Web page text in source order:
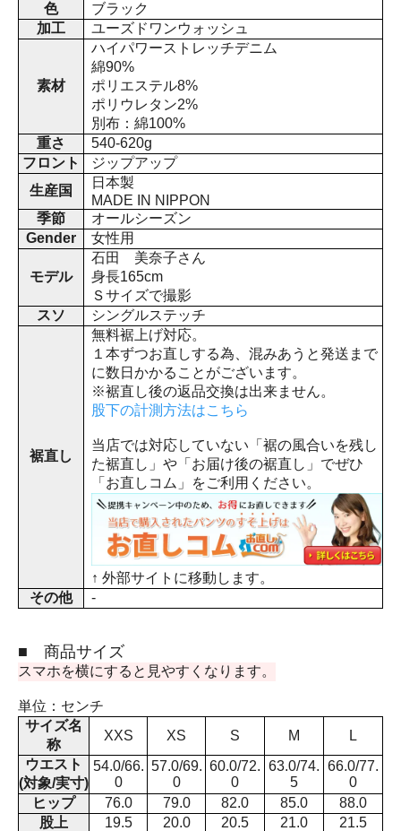
色
ブラック
加工
ユーズドワンウォッシュ
素材
ハイパワーストレッチデニム
綿90%
ポリエステル8%
ポリウレタン2%
別布：綿100%
重さ
540-620g
フロント
ジップアップ
生産国
日本製
MADE IN NIPPON
季節
オールシーズン
Gender
女性用
モデル
石田 美奈子さん
身長165cm
Ｓサイズで撮影
スソ
シングルステッチ
裾直し
無料裾上げ対応。
１本ずつお直しする為、混みあうと発送まで
に数日かかることがございます。
※裾直し後の返品交換は出来ません。
股下の計測方法はこちら
当店では対応していない「裾の風合いを残し
た裾直し」や「お届け後の裾直し」でぜひ
「お直しコム」をご利用ください。
↑ 外部サイトに移動します。
その他
-
■ 商品サイズ
スマホを横にすると見やすくなります。
単位：センチ
サイズ名
称
XXS XS S M
L
ウエスト
(対象/実寸)
54.0/66.
0
57.0/69.
0
60.0/72.
0
63.0/74.
5
66.0/77.
0
ヒップ
76.0 79.0 82.0 85.0
88.0
股上
19.5 20.0 20.5 21.0
21.5